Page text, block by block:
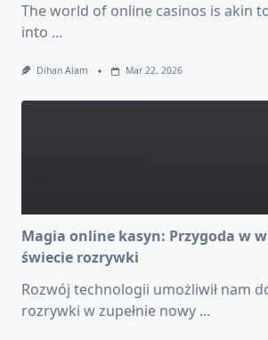
The world of online casinos is akin
into ...
Dihan Alam Mar 22, 2026
Magia online kasyn: Przygoda w
świecie rozrywki
Rozwój technologii umożliwił nam
rozrywki w zupełnie nowy ...